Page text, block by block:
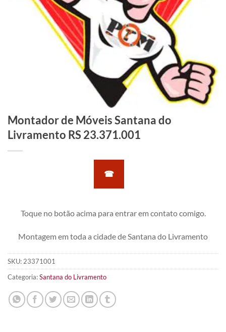
Montador de Móveis Santana do
Livramento RS 23.371.001
☎
Toque no botão acima para entrar em contato comigo.
Montagem em toda a cidade de Santana do Livramento
SKU: 23371001
Categoria:Santana do Livramento